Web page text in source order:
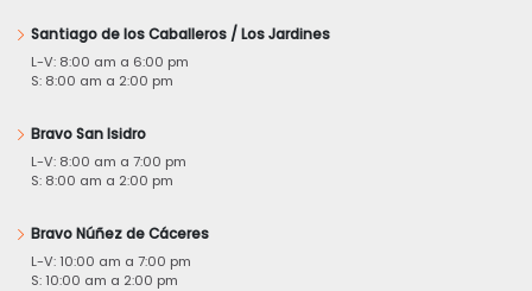
Santiago de los Caballeros / Los Jardines
L-V: 8:00 am a 6:00 pm
S: 8:00 am a 2:00 pm
Bravo San Isidro
L-V: 8:00 am a 7:00 pm
S: 8:00 am a 2:00 pm
Bravo Núñez de Cáceres
L-V: 10:00 am a 7:00 pm
S: 10:00 am a 2:00 pm